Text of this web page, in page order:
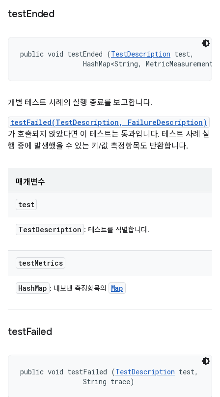
testEnded
public void testEnded (TestDescription test,
HashMap<String,
개별 테스트 사례의 실행 종료를 보고합니다.
testFailed(TestDescription, FailureDescription)
가 호출되지 않았다면 이 테스트는 통과입니다. 테스트 사례 실
행 중에 발생했을 수 있는 키/값 측정항목도 반환합니다.
매개변수
test
TestDescription : 테스트를 식별합니다.
testMetrics
HashMap : 내보낸 측정항목의 Map
testFailed
public void testFailed (TestDescription test,
                String trace)